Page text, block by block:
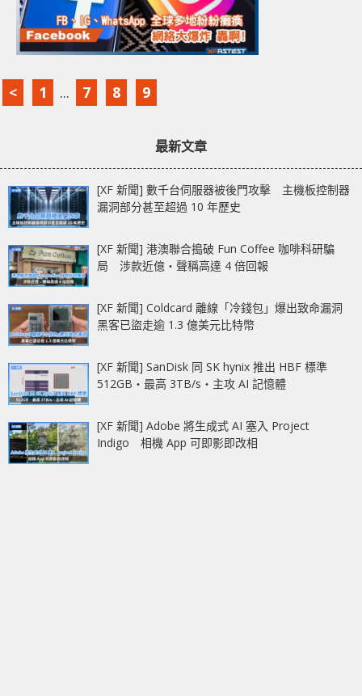
< 1 ... 7 8 9
最新文章
[XF 新聞] 數千台伺服器被後門攻擊 主機板控制器
漏洞部分甚至超過 10 年歷史
[XF 新聞] 港澳聯合搗破 Fun Coffee 咖啡科研騙
局 涉款近億‧聲稱高達 4 倍回報
[XF 新聞] Coldcard 離線「冷錢包」爆出致命漏洞
黑客已盜走逾 1.3 億美元比特幣
[XF 新聞] SanDisk 同 SK hynix 推出 HBF 標準
512GB‧最高 3TB/s‧主攻 AI 記憶體
[XF 新聞] Adobe 將生成式 AI 塞入 Project
Indigo 相機 App 可即影即改相